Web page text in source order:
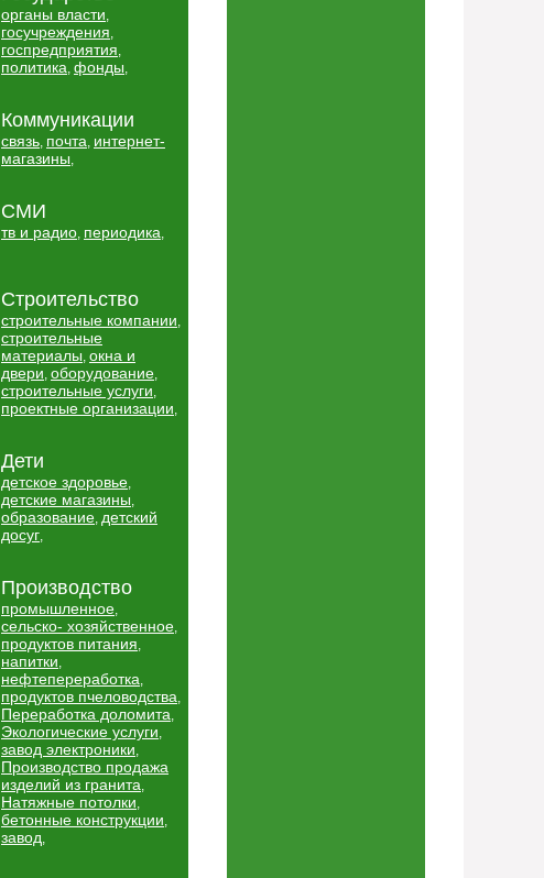
органы власти,
госучреждения,
госпредприятия,
политика, фонды,
Коммуникации
связь, почта, интернет-
магазины,
СМИ
тв и радио, периодика,
Строительство
строительные компании,
строительные
материалы, окна и
двери, оборудование,
строительные услуги,
проектные организации,
Дети
детское здоровье,
детские магазины,
образование, детский
досуг,
Производство
промышленное,
сельско- хозяйственное,
продуктов питания,
напитки,
нефтепереработка,
продуктов пчеловодства,
Переработка доломита,
Экологические услуги,
завод электроники,
Производство продажа
изделий из гранита,
Натяжные потолки,
бетонные конструкции,
завод,